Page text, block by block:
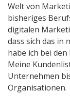
E-Learning
Kunden
Cases
Welt von
bisheriges
digitalen
dass sich das in
habe ich bei
Meine
Unternehmen
Organisationen.